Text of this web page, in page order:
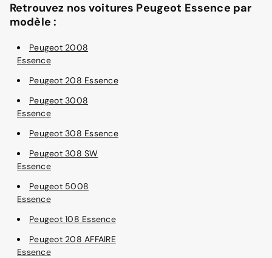
Retrouvez nos voitures Peugeot Essence par
modèle :
Peugeot 2008
Essence
Peugeot 208 Essence
Peugeot 3008
Essence
Peugeot 308 Essence
Peugeot 308 SW
Essence
Peugeot 5008
Essence
Peugeot 108 Essence
Peugeot 208 AFFAIRE
Essence